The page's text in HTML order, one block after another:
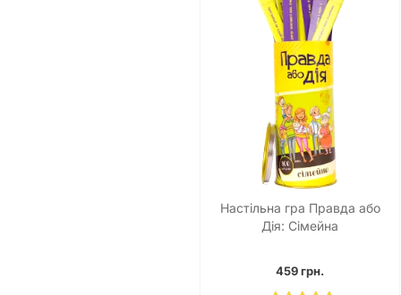
Настільна гра Правда або
Дія: Сімейна
459 грн.